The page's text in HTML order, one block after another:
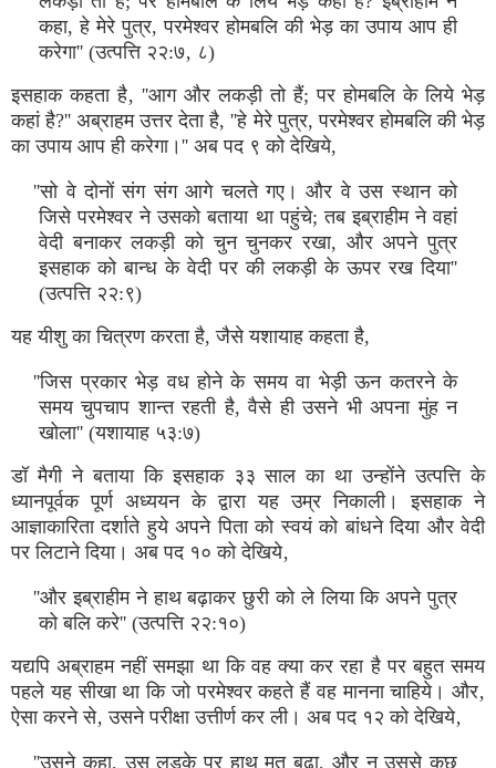
कहा, हे मेरे पुत्र, परमेश्वर होमबलि की भेड़ का उपाय आप ही
करेगा'' (उत्पत्ति २२:७‚ ८)
इसहाक कहता है‚ ''आग और लकड़ी तो हैं; पर होमबलि के लिये भेड़
कहां है?'' अब्राहम उत्तर देता है, ''हे मेरे पुत्र, परमेश्वर होमबलि की भेड़
का उपाय आप ही करेगा।'' अब पद ९ को देखिये,
''सो वे दोनों संग संग आगे चलते गए। और वे उस स्थान को
जिसे परमेश्वर ने उसको बताया था पहुंचे; तब इब्राहीम ने वहां
वेदी बनाकर लकड़ी को चुन चुनकर रखा, और अपने पुत्र
इसहाक को बान्ध के वेदी पर की लकड़ी के ऊपर रख दिया''
(उत्पत्ति २२:९)
यह यीशु का चित्रण करता है, जैसे यशायाह कहता है,
''जिस प्रकार भेड़ वध होने के समय वा भेड़ी ऊन कतरने के
समय चुपचाप शान्त रहती है, वैसे ही उसने भी अपना मुंह न
खोला'' (यशायाह ५३:७)
डॉ मैगी ने बताया कि इसहाक ३३ साल का था उन्होंने उत्पत्ति के
ध्यानपूर्वक पूर्ण अध्ययन के द्वारा यह उम्र निकाली। इसहाक ने
आज्ञाकारिता दर्शाते हुये अपने पिता को स्वयं को बांधने दिया और वेदी
पर लिटाने दिया। अब पद १० को देखिये‚
''और इब्राहीम ने हाथ बढ़ाकर छुरी को ले लिया कि अपने पुत्र
को बलि करे'' (उत्पत्ति २२:१०)
यद्यपि अब्राहम नहीं समझा था कि वह क्या कर रहा है पर बहुत समय
पहले यह सीखा था कि जो परमेश्वर कहते हैं वह मानना चाहिये। और‚
ऐसा करने से‚ उसने परीक्षा उत्तीर्ण कर ली। अब पद १२ को देखिये‚
''उसने कहा, उस लड़के पर हाथ मत बढ़ा, और न उससे कुछ